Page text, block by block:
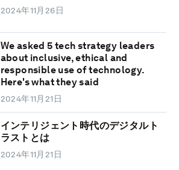
2024年11月26日
We asked 5 tech strategy leaders
about inclusive, ethical and
responsible use of technology.
Here's what they said
2024年11月21日
インテリジェント時代のデジタルト
ラストとは
2024年11月21日